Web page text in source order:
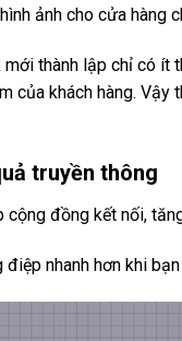
ảnh cho cửa hàng
thành lập chỉ có ít
của khách hàng.
truyền thông
đồng kết nối,
điệp nhanh hơn khi